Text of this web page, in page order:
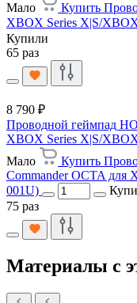
Мало
Купить
XBOX Series X|S/
Купили
65 раз
8 790 ₽
Проводной геймпад
XBOX Series X|S/
Мало
Купить
Commander OCTA для
001U)
75 раз
Материалы с